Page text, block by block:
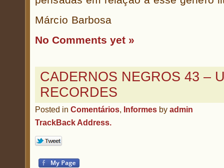
Márcio Barbosa
No Comments yet »
CADERNOS NEGROS 43 –
RECORDES
Posted in Comentários, Informes by admin
TrackBack Address.